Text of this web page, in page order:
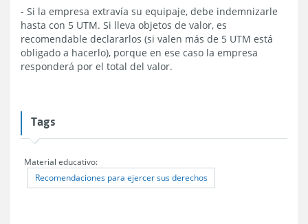
- Si la empresa extravía su equipaje, debe indemnizarle
hasta con 5 UTM. Si lleva objetos de valor, es
recomendable declararlos (si valen más de 5 UTM está
obligado a hacerlo), porque en ese caso la empresa
responderá por el total del valor.
Tags
Material educativo:
Recomendaciones para ejercer sus derechos